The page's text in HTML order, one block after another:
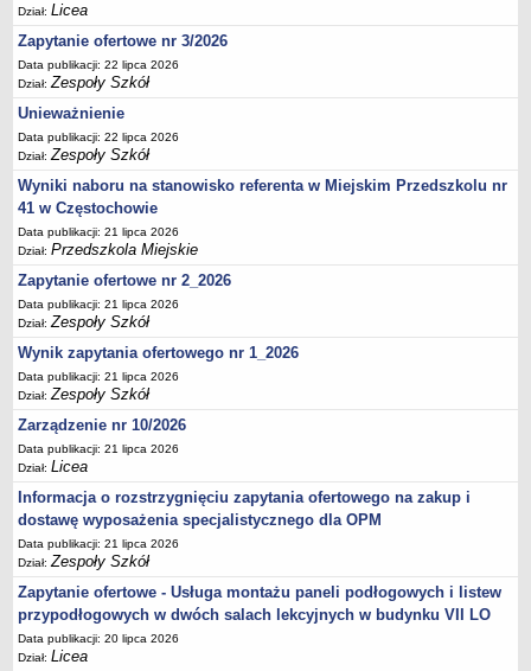
Sprawozdania
Deklaracja dostępności
DEKLARACJA DOSTĘPNOŚCI
OŚWIADCZENIA MAJĄTKOWE
PONOWNE WYKORZYSTYWANIE
UDOSTĘPNIANIE INFORMACJI PUBLICZNEJ
OCHRONA DANYCH OSOBOWYCH
Dział:Licea
Zapytanie ofertowe nr 3/2026
Data publikacji: 22 lipca 2026
Dział:Zespoły Szkół
Unieważnienie
Data publikacji: 22 lipca 2026
Dział:Zespoły Szkół
Wyniki naboru na stanowisko referenta w Miejskim Przedszkolu nr
41 w Częstochowie
Data publikacji: 21 lipca 2026
Dział:Przedszkola Miejskie
Zapytanie ofertowe nr 2_2026
Data publikacji: 21 lipca 2026
Dział:Zespoły Szkół
Wynik zapytania ofertowego nr 1_2026
Data publikacji: 21 lipca 2026
Dział:Zespoły Szkół
Zarządzenie nr 10/2026
Data publikacji: 21 lipca 2026
Dział:Licea
Informacja o rozstrzygnięciu zapytania ofertowego na zakup i
dostawę wyposażenia specjalistycznego dla OPM
Data publikacji: 21 lipca 2026
Dział:Zespoły Szkół
Zapytanie ofertowe - Usługa montażu paneli podłogowych i listew
przypodłogowych w dwóch salach lekcyjnych w budynku VII LO
Data publikacji: 20 lipca 2026
Dział:Licea